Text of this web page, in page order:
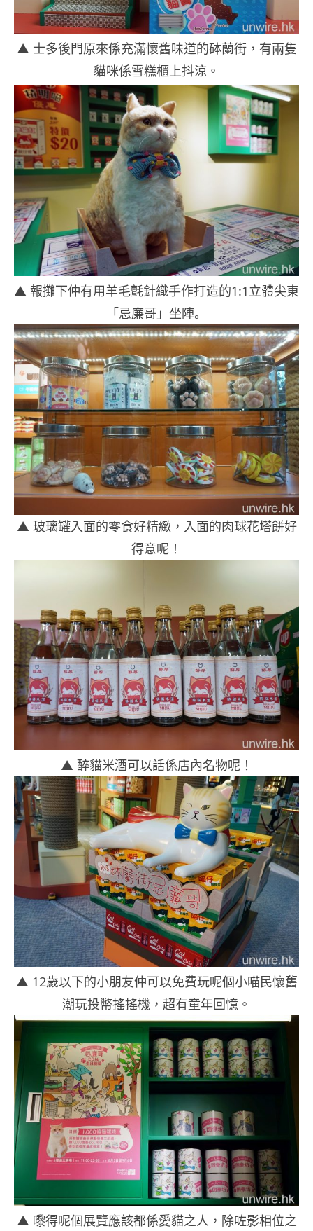
▲ 士多後門原來係充滿懷舊味道的砵蘭街，有兩隻
貓咪係雪糕櫃上抖涼。
▲ 報攤下仲有用羊毛氈針織手作打造的1:1立體尖東
「忌廉哥」坐陣。
▲ 玻璃罐入面的零食好精緻，入面的肉球花塔餅好
得意呢！
▲ 醉貓米酒可以話係店內名物呢！
▲ 12歲以下的小朋友仲可以免費玩呢個小喵民懷舊
潮玩投幣搖搖機，超有童年回憶。
▲ 嚟得呢個展覽應該都係愛貓之人，除咗影相位之